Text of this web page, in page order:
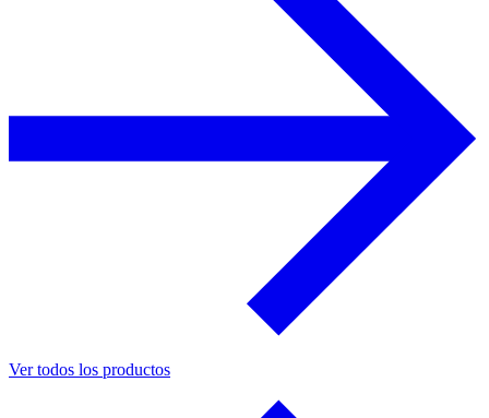
Ver todos los productos